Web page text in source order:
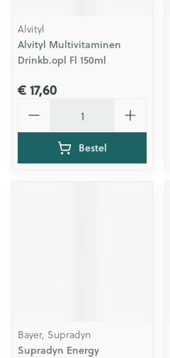
Alvityl
Alvityl Multivitaminen
Drinkb.opl Fl 150ml
€ 17,60
Bestel
Bayer, Supradyn
Supradyn Energy